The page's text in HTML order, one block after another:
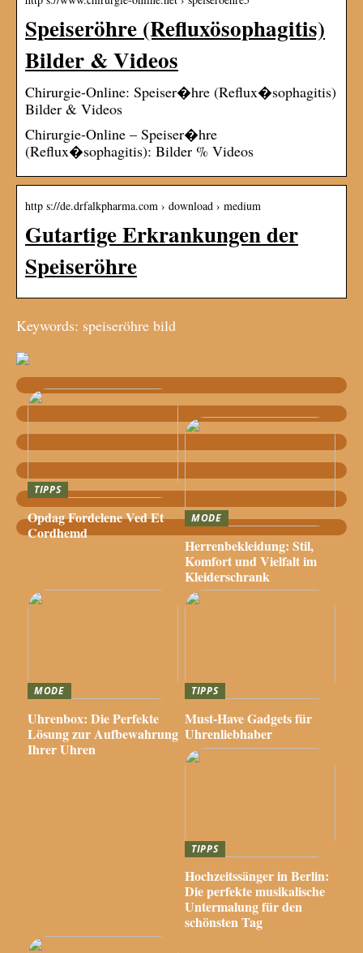
Speiseröhre (Refluxösophagitis)
Bilder & Videos
Chirurgie-Online: Speiser�hre (Reflux�sophagitis)
Bilder & Videos
Chirurgie-Online – Speiser�hre
(Reflux�sophagitis): Bilder % Videos
http s://de.drfalkpharma.com › download › medium
Gutartige Erkrankungen der
Speiseröhre
Keywords: speiseröhre bild
TIPPS
Opdag Fordelene Ved Et
Cordhemd
MODE
Herrenbekleidung: Stil,
Komfort und Vielfalt im
Kleiderschrank
MODE
Uhrenbox: Die Perfekte
Lösung zur Aufbewahrung
Ihrer Uhren
TIPPS
Must-Have Gadgets für
Uhrenliebhaber
TIPPS
Hochzeitssänger in Berlin:
Die perfekte musikalische
Untermalung für den
schönsten Tag